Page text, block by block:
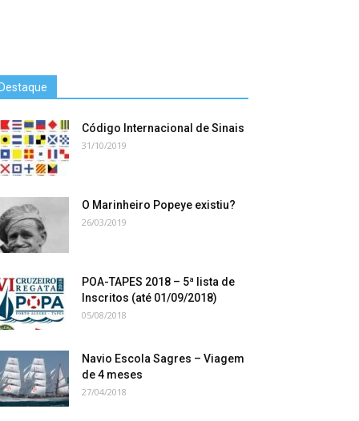
Código Internacional de Sinais
31/10/2019
O Marinheiro Popeye existiu?
26/03/2019
POA-TAPES 2018 – 5ª lista de
Inscritos (até 01/09/2018)
05/08/2018
Navio Escola Sagres – Viagem
de 4 meses
27/04/2018